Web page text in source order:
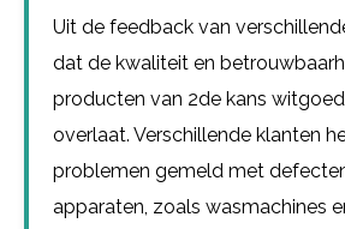
Uit de feedback van
dat de kwaliteit en
producten van 2de kans
overlaat. Verschillende klanten
problemen gemeld met
apparaten, zoals wasmachines